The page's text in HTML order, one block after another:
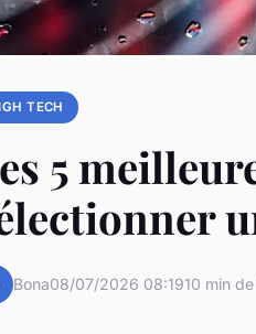
TECH
5
Bona08/07/2026 08:1910 min